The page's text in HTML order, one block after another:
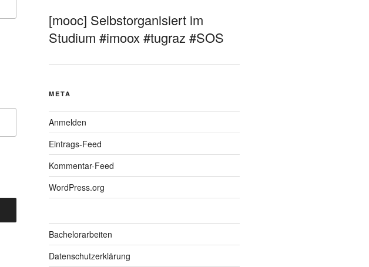
[mooc] Selbstorganisiert im
Studium #imoox #tugraz #SOS
META
Anmelden
Eintrags-Feed
Kommentar-Feed
WordPress.org
Bachelorarbeiten
Datenschutzerklärung